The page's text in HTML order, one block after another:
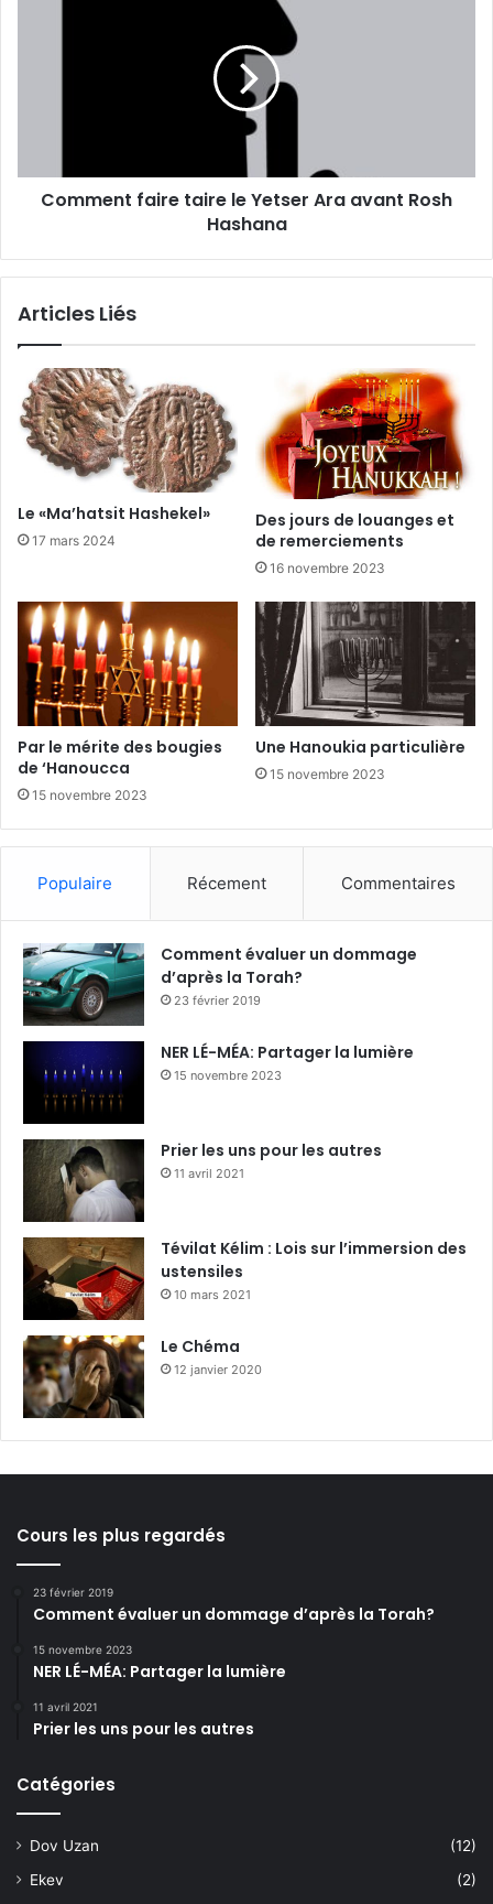
Comment faire taire le Yetser Ara avant Rosh
Hashana
Articles Liés
Le «Ma’hatsit Hashekel»
17 mars 2024
Des jours de louanges et
de remerciements
16 novembre 2023
Par le mérite des bougies
de ‘Hanoucca
15 novembre 2023
Une Hanoukia particulière
15 novembre 2023
Populaire Récement Commentaires
Comment évaluer un dommage
d’après la Torah?
23 février 2019
NER LÉ-MÉA: Partager la lumière
15 novembre 2023
Prier les uns pour les autres
11 avril 2021
Tévilat Kélim : Lois sur l’immersion des
ustensiles
10 mars 2021
Le Chéma
12 janvier 2020
Cours les plus regardés
23 février 2019
Comment évaluer un dommage d’après la Torah?
15 novembre 2023
NER LÉ-MÉA: Partager la lumière
11 avril 2021
Prier les uns pour les autres
Catégories
Dov Uzan
(12)
Ekev
(2)